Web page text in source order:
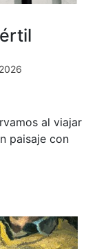
al viajar
paisaje con